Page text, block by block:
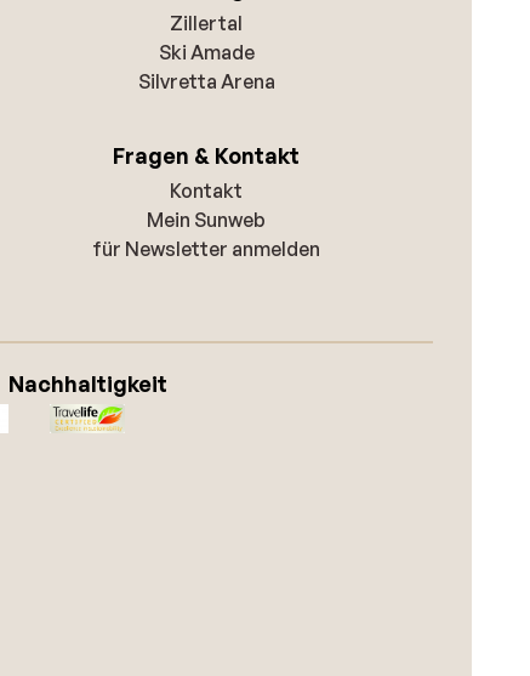
Zillertal
Ski Amade
Silvretta Arena
Fragen & Kontakt
Kontakt
Mein Sunweb
für Newsletter anmelden
Nachhaltigkeit